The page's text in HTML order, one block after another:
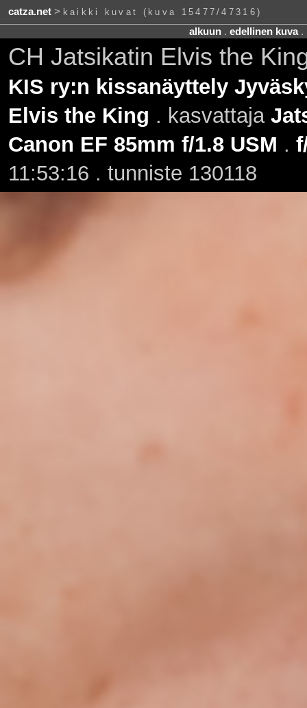
catza.net> kaikki kuvat (kuva 15477/47316)
alkuun. edellinen kuva.
CH Jatsikatin Elvis the
KIS ry:n kissanäyttely
Elvis the King . kasvattaja
Canon EF 85mm f/1.8 USM .
11:53:16 . tunniste 130118